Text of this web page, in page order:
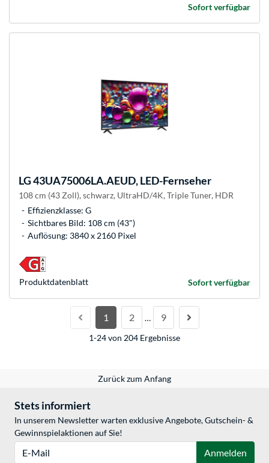
Sofort verfügbar
LG43UA75006LA.AEUD, LED-Fernseher
108 cm (43 Zoll), schwarz, UltraHD/4K, Triple Tuner, HDR
Effizienzklasse: G
Sichtbares Bild: 108 cm (43")
Auflösung: 3840 x 2160 Pixel
Sofort verfügbar
Produkt­datenblatt
1 2 … 9
1-24 von 204 Ergebnisse
Zurück zum Anfang
Stets informiert
In unserem Newsletter warten exklusive Angebote, Gutschein- &
Gewinnspielaktionen auf Sie!
Anmelden